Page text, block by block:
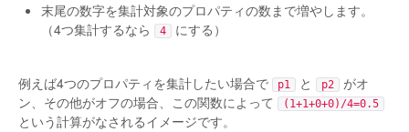
末尾の数字を集計対象のプロパティの数まで増やします。
（4つ集計するなら
4 にする）
例えば4つのプロパティを集計したい場合で p1 と p2
がオ
ン、その他がオフの場合、この関数によって
(1+1+0+0)/4=0.5
という計算がなされるイメージです。